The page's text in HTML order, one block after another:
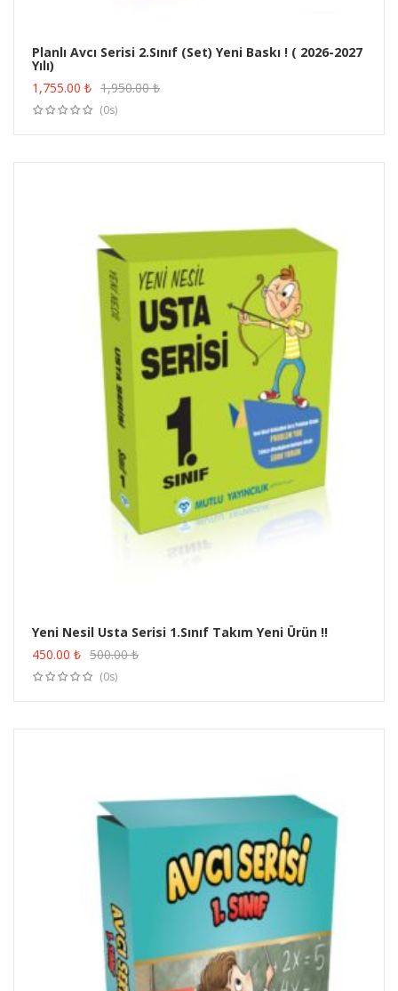
Planlı Avcı Serisi 2.Sınıf (Set) Yeni Baskı ! ( 2026-2027
Yılı)
1,755.00 ₺ 1,950.00₺
(0s)
Yeni Nesil Usta Serisi 1.Sınıf Takım Yeni Ürün !!
450.00 ₺ 500.00₺
(0s)